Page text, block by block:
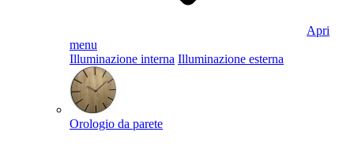
Apri
menu
Illuminazione interna Illuminazione esterna
Orologio da parete